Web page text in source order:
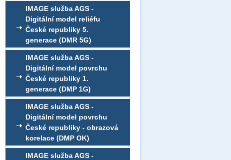
IMAGE služba AGS -
Digitální model reliéfu
České republiky 5.
generace (DMR 5G)
IMAGE služba AGS -
Digitální model povrchu
České republiky 1.
generace (DMP 1G)
IMAGE služba AGS -
Digitální model povrchu
České republiky - obrazová
korelace (DMP OK)
IMAGE služba AGS -